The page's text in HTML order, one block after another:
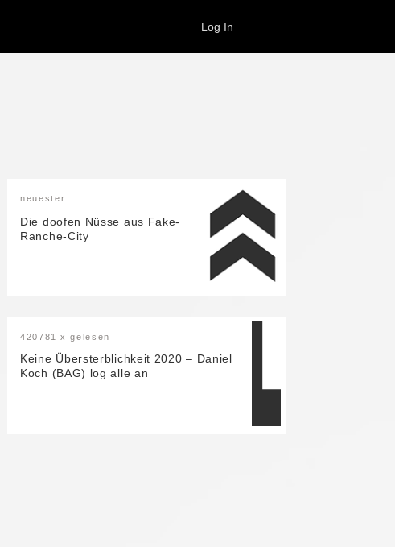
Log In
neuester
Die doofen Nüsse aus Fake-
Ranche-City
420781 x gelesen
Keine Übersterblichkeit 2020 – Daniel
Koch (BAG) log alle an